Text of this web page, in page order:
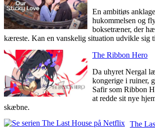
En ambitiøs
hukommelsen og
boksetræner, der
kæreste. Kan en vanskelig situation udvikle sig
The Ribbon Hero
Da uhyret Nergal
kongerige i ruiner,
Safir som Ribbon
at redde sit nye
skæbne.
The